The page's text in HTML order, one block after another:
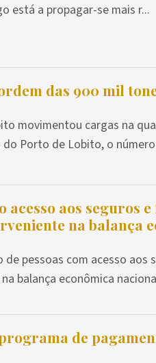
está a propagar-se mais r...
das 900 mil
movimentou cargas na
Porto de Lobito, o
aos seguros
na balança
pessoas com acesso aos
balança econômica
de